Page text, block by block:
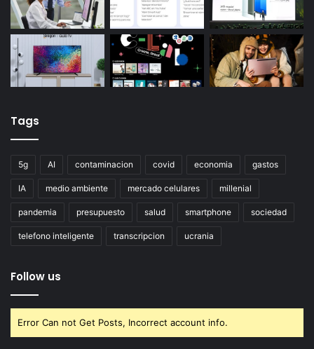
Tags
5g AI contaminacion covid economia gastos
IA medio ambiente mercado celulares millenial
pandemia presupuesto salud smartphone sociedad
telefono inteligente transcripcion ucrania
Follow us
Error Can not Get Posts, Incorrect account info.